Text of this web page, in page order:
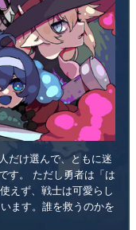
だけ選んで、ともに迷
す。 ただし勇者は「は
えず、戦士は可愛らし
ます。誰を救うのかを